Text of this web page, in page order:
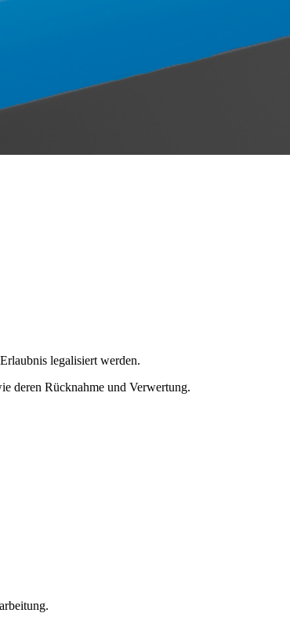
legalisiert werden.
deren Rücknahme und Verwertung.